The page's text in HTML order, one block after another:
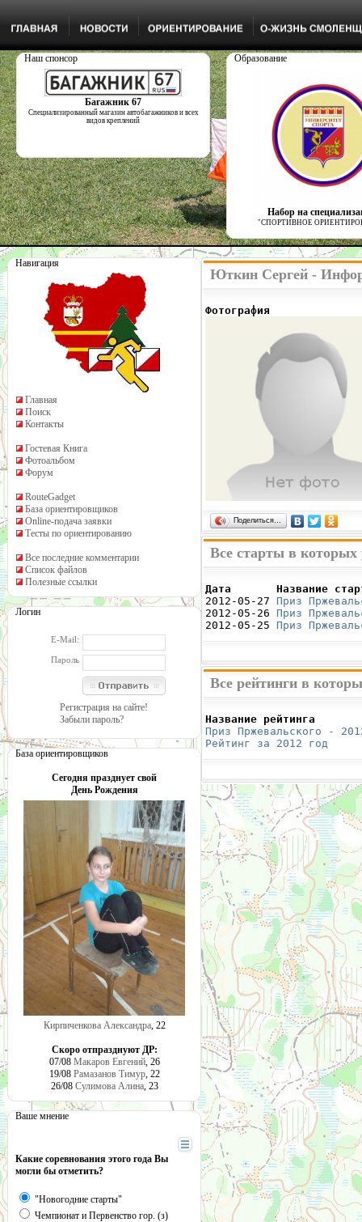
Наш спонсор
Багажник 67
Специализированный магазин автобагажников и всех
видов креплений
Образование
Набор на
"СПОРТИВНОЕ
Навигация
Главная
Поиск
Контакты
Гостевая Книга
Фотоальбом
Форум
RouteGadget
База ориентировщиков
Online-подача заявки
Тесты по ориентированию
Все последние комментарии
Список файлов
Полезные ссылки
Логин
E-Mail:
Пароль
Регистрация на сайте!
Забыли пароль?
База ориентировщиков
Сегодня празднует свой
День Рождения
Кирпиченкова Александра, 22
Скоро отпразднуют ДР:
07/08 Макаров Евгений, 26
19/08 Рамазанов Тимур, 22
26/08 Сулимова Алина, 23
Ваше мнение
Какие соревнования этого года Вы
могли бы отметить?
"Новогодние старты"
Чемпионат и Первенство гор. (з)
Юткин Сергей -
Фотография
Поделиться…
Все старты в
Дата       Название
2012-05-27 Приз
2012-05-26 Приз
2012-05-25 Приз
Все рейтинги в
Название рейтинга
Приз Пржевальского -
Рейтинг за 2012 год